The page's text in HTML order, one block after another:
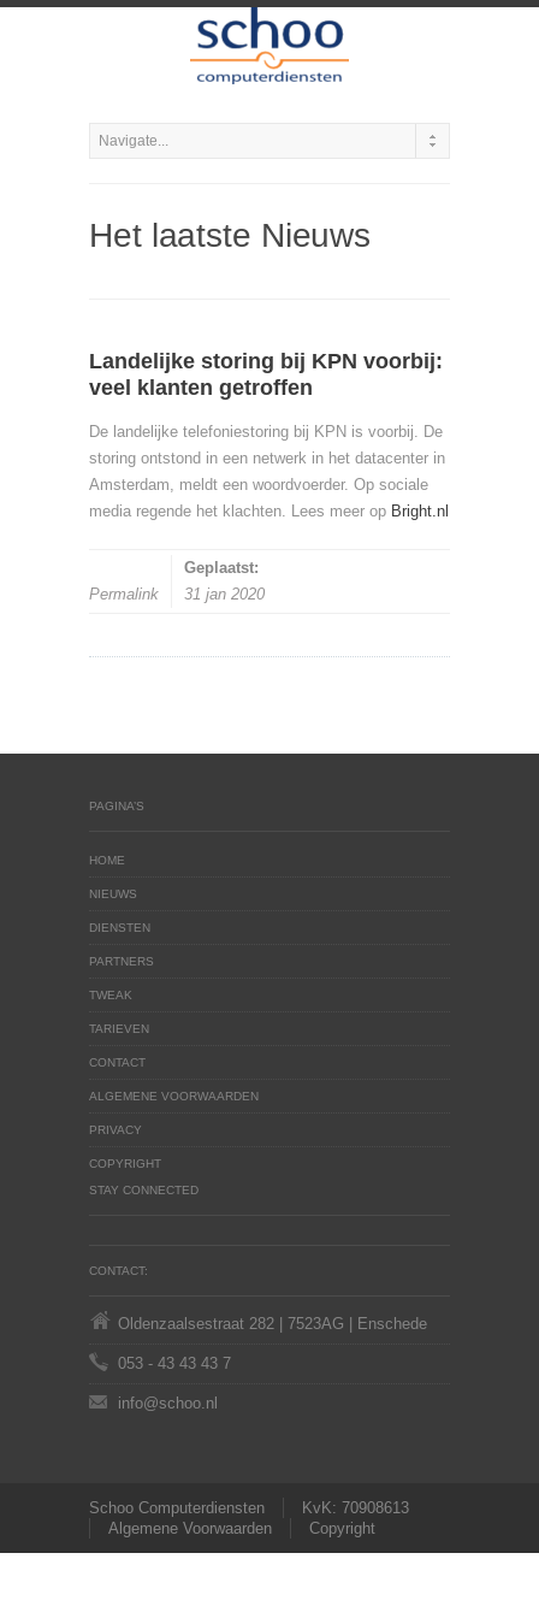
Het laatste Nieuws
Landelijke storing bij KPN voorbij:
veel klanten getroffen
De landelijke telefoniestoring bij KPN is voorbij. De
storing ontstond in een netwerk in het datacenter in
Amsterdam, meldt een woordvoerder. Op sociale
media regende het klachten. Lees meer op Bright.nl
Permalink
Geplaatst:
31 jan 2020
PAGINA’S
HOME
NIEUWS
DIENSTEN
PARTNERS
TWEAK
TARIEVEN
CONTACT
ALGEMENE VOORWAARDEN
PRIVACY
COPYRIGHT
STAY CONNECTED
CONTACT:
Oldenzaalsestraat 282 | 7523AG | Enschede
053 - 43 43 43 7
info@schoo.nl
Schoo Computerdiensten
KvK: 70908613
Algemene Voorwaarden
Copyright